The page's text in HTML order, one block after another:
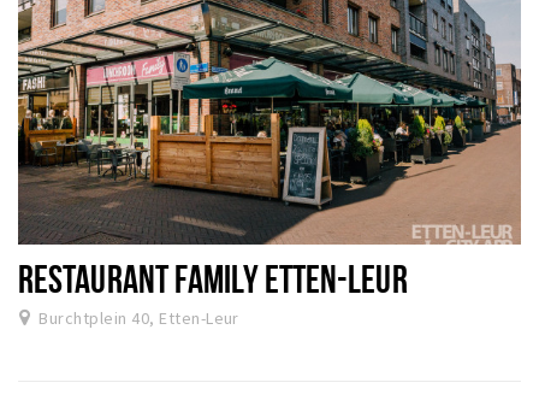
RESTAURANT FAMILY ETTEN-LEUR
Burchtplein 40, Etten-Leur